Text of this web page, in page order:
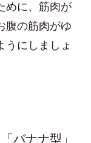
めに、筋肉が
腹の筋肉がゆ
うにしましょ
バナナ型」